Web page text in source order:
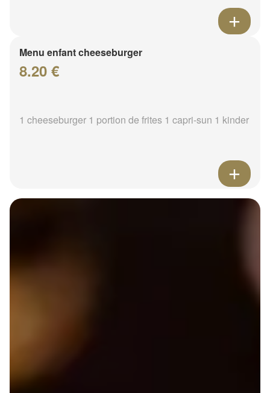
Menu enfant cheeseburger
8.20 €
1 cheeseburger 1 portion de frites 1 capri-sun 1 kinder